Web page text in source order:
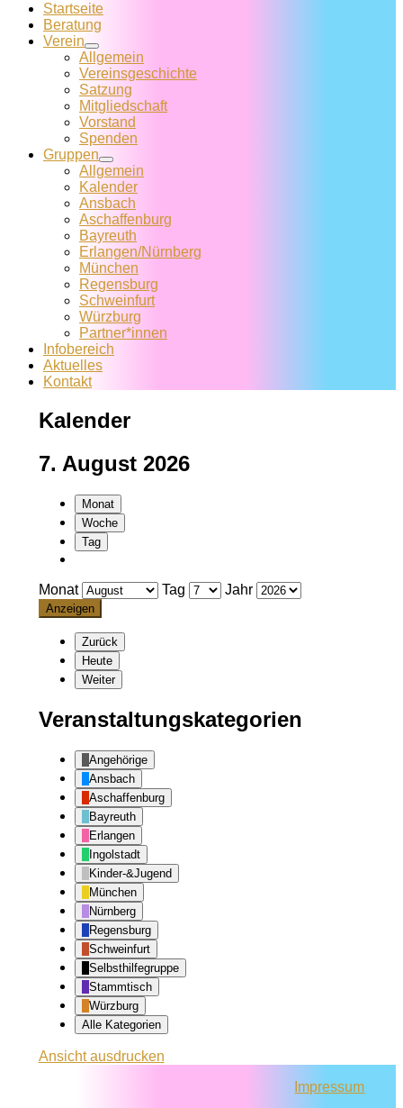
Startseite
Beratung
Verein
Allgemein
Vereins­geschichte
Satzung
Mitglied­schaft
Vorstand
Spenden
Gruppen
Allgemein
Kalender
Ansbach
Aschaffenburg
Bayreuth
Erlangen/Nürnberg
München
Regensburg
Schweinfurt
Würzburg
Partner*innen
Infobereich
Aktuelles
Kontakt
Kalender
7. August 2026
Monat
Woche
Tag
Monat Tag Jahr
Zurück
Heute
Weiter
Veranstaltungskategorien
Angehörige
Ansbach
Aschaffenburg
Bayreuth
Erlangen
Ingolstadt
Kinder-&Jugend
München
Nürnberg
Regensburg
Schweinfurt
Selbsthilfegruppe
Stammtisch
Würzburg
Alle Kategorien
Ansichtausdrucken
Impressum